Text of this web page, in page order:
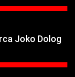
Joko Dolog